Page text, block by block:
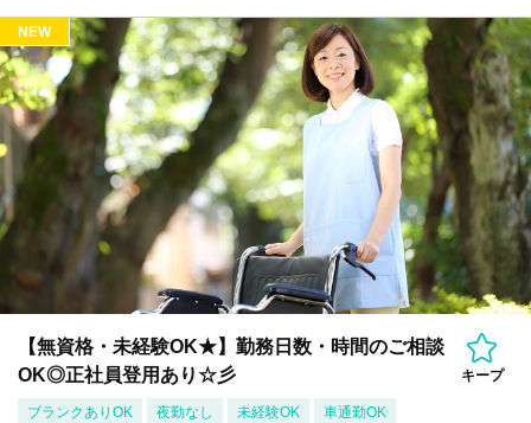
NEW
【無資格・未経験OK★】勤務日数・時間のご相談
OK◎正社員登用あり☆彡
キープ
ブランクありOK 夜勤なし 未経験OK 車通勤OK